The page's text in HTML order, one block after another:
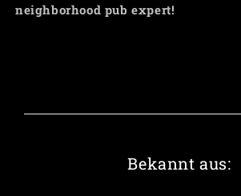
neighborhood pub expert!
Bekannt aus: